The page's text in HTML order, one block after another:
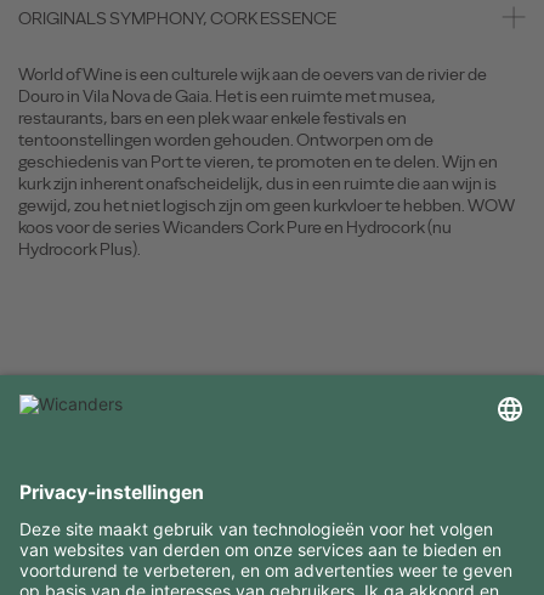
ORIGINALS SYMPHONY, CORK ESSENCE
World of Wine is een culturele wijk aan de oevers van de rivier de
Douro in Vila Nova de Gaia. Het is een ruimte met musea,
restaurants, bars en een plek waar enkele festivals en
tentoonstellingen worden gehouden. Ontworpen om de
geschiedenis van Port te vieren, te promoten en te delen. Wijn en
kurk zijn inherent onafscheidelijk, dus in een ruimte die aan wijn is
gewijd, zou het niet logisch zijn om geen kurkvloer te hebben. WOW
koos voor de series Wicanders Cork Pure en Hydrocork (nu
Hydrocork Plus).
INTERESSANTE INFORMATIE
MIDDELEN